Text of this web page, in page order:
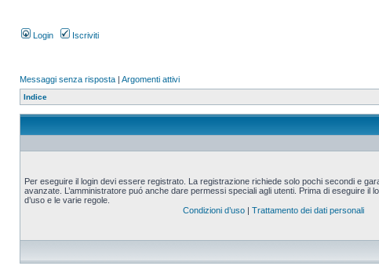
Login Iscriviti
Messaggi senza risposta | Argomenti attivi
Indice
Per eseguire il login devi essere registrato. La registrazione richiede solo pochi secondi e
avanzate. L’amministratore puó anche dare permessi speciali agli utenti. Prima di eseguire il
d’uso e le varie regole.
Condizioni d’uso | Trattamento dei dati personali